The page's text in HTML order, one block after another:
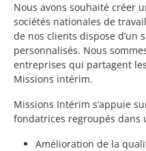
Nous avons souhaité créer
sociétés nationales de
de nos clients dispose d’un
personnalisés. Nous
entreprises qui partagent
Missions intérim.
Missions Intérim s’appuie
fondatrices regroupés dans
Amélioration de la